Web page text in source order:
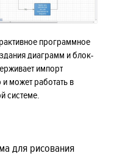
программное
диаграмм и блок-
импорт
может работать в
системе.
для рисования